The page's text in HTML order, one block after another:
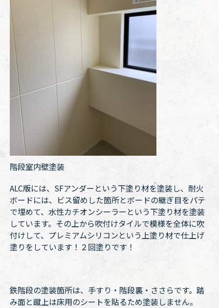
階段室内壁塗装
ALC版には、SFアンダーという下塗り材を塗装し、耐火
ボードには、ビス留めした箇所とボードの継ぎ目をパテ
で埋めて、水性カチオンシーラーという下塗り材を塗装
しています。その上から吹付けタイルで模様を全体に吹
付けして、プレミアムシリコンという上塗り材で仕上げ
塗りをしています！２回塗りです！
鉄階段の塗装箇所は、手すり・階段裏・ささらです。踏
み面と蹴上は床用のシートを貼るため塗装しません。